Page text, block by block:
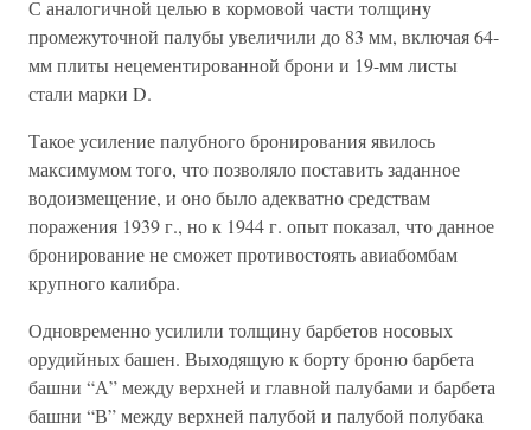
С аналогичной целью в кормовой части толщину
промежуточной палубы увеличили до 83 мм, включая 64-
мм плиты нецементированной брони и 19-мм листы
стали марки D.
Такое усиление палубного бронирования явилось
максимумом того, что позволяло поставить заданное
водоизмещение, и оно было адекватно средствам
поражения 1939 г., но к 1944 г. опыт показал, что данное
бронирование не сможет противостоять авиабомбам
крупного калибра.
Одновременно усилили толщину барбетов носовых
орудийных башен. Выходящую к борту броню барбета
башни “А” между верхней и главной палубами и барбета
башни “В” между верхней палубой и палубой полубака